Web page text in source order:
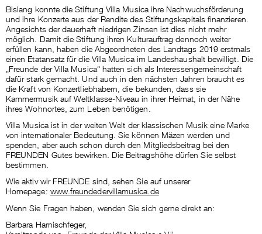
Bislang konnte die Stiftung Villa Musica ihre Nachwuchsförderung
und ihre Konzerte aus der Rendite des Stiftungskapitals finanzieren.
Angesichts der dauerhaft niedrigen Zinsen ist dies nicht mehr
möglich. Damit die Stiftung ihren Kulturauftrag dennoch weiter
erfüllen kann, haben die Abgeordneten des Landtags 2019 erstmals
einen Etatansatz für die Villa Musica im Landeshaushalt bewilligt. Die
„Freunde der Villa Musica“ hatten sich als Interessengemeinschaft
dafür stark gemacht. Und auch in den nächsten Jahren braucht es
die Kraft von Konzertliebhabern, die bekunden, dass sie
Kammermusik auf Weltklasse-Niveau in ihrer Heimat, in der Nähe
ihres Wohnortes, zum Leben benötigen.
Villa Musica ist in der weiten Welt der klassischen Musik eine Marke
von internationaler Bedeutung. Sie können Mäzen werden und
spenden, aber auch schon durch den Mitgliedsbeitrag bei den
FREUNDEN Gutes bewirken. Die Beitragshöhe dürfen Sie selbst
bestimmen.
Wie aktiv wir FREUNDE sind, sehen Sie auf unserer
Homepage:www.freundedervillamusica.de
Wenn Sie Fragen haben, wenden Sie sich gerne direkt an:
Barbara Harnischfeger,